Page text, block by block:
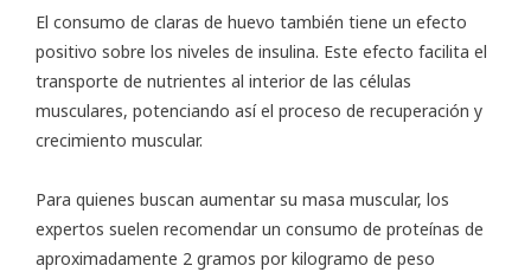
El consumo de claras de huevo también tiene un efecto
positivo sobre los niveles de insulina. Este efecto facilita el
transporte de nutrientes al interior de las células
musculares, potenciando así el proceso de recuperación y
crecimiento muscular.
Para quienes buscan aumentar su masa muscular, los
expertos suelen recomendar un consumo de proteínas de
aproximadamente 2 gramos por kilogramo de peso